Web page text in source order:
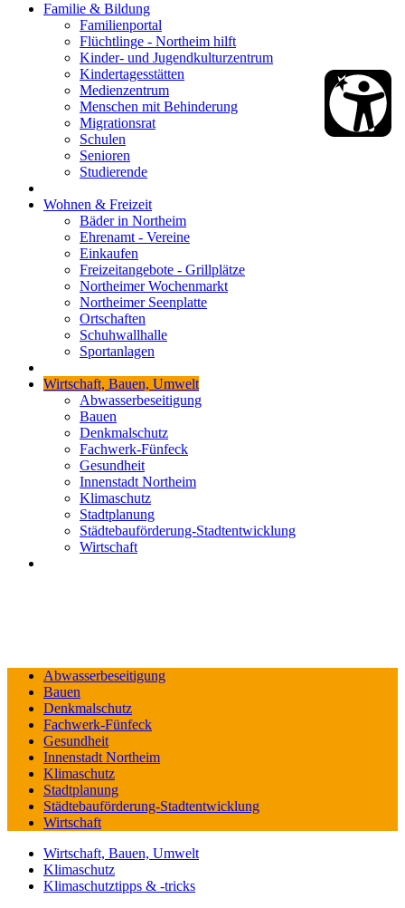
Familie & Bildung
Familienportal
Flüchtlinge - Northeim hilft
Kinder- und Jugendkulturzentrum
Kindertagesstätten
Medienzentrum
Menschen mit Behinderung
Migrationsrat
Schulen
Senioren
Studierende
Wohnen & Freizeit
Bäder in Northeim
Ehrenamt - Vereine
Einkaufen
Freizeitangebote - Grillplätze
Northeimer Wochenmarkt
Northeimer Seenplatte
Ortschaften
Schuhwallhalle
Sportanlagen
Wirtschaft, Bauen, Umwelt
Abwasserbeseitigung
Bauen
Denkmalschutz
Fachwerk-Fünfeck
Gesundheit
Innenstadt Northeim
Klimaschutz
Stadtplanung
Städtebauförderung-Stadtentwicklung
Wirtschaft
Abwasserbeseitigung
Bauen
Denkmalschutz
Fachwerk-Fünfeck
Gesundheit
Innenstadt Northeim
Klimaschutz
Stadtplanung
Städtebauförderung-Stadtentwicklung
Wirtschaft
Wirtschaft, Bauen, Umwelt
Klimaschutz
Klimaschutztipps & -tricks